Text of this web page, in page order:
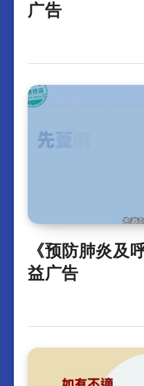
广告
《预防肺炎及
益广告